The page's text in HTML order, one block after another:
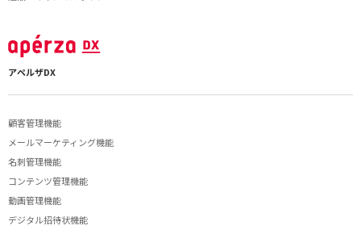
アペルザDX
顧客管理機能
メールマーケティング機能
名刺管理機能
コンテンツ管理機能
動画管理機能
デジタル招待状機能